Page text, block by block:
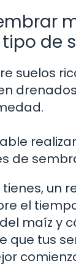
de
suelos
de
un
el
maíz y
que tus